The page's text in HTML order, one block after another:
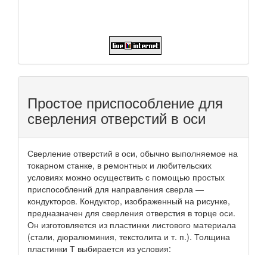
Простое приспособление для
сверления отверстий в оси
Сверление отверстий в оси, обычно выполняемое на
токарном станке, в ремонтных и любительских
условиях можно осуществить с помощью простых
приспособлений для направления сверла —
кондукторов. Кондуктор, изображенный на рисунке,
предназначен для сверления отверстия в торце оси.
Он изготовляется из пластинки листового материала
(стали, дюралюминия, текстолита и т. п.). Толщина
пластинки Т выбирается из условия: